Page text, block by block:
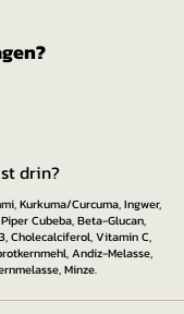
drin?
Kurkuma/Curcuma, Ingwer,
Cubeba, Beta-Glucan,
Cholecalciferol, Vitamin C,
Andiz-Melasse,
Minze.